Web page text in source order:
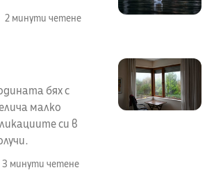
2 минути четене
бях с
малко
си в
3 минути четене